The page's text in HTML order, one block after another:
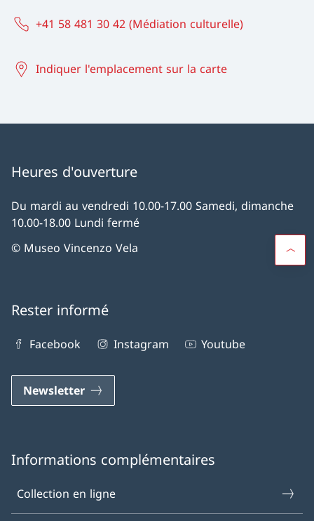
+41 58 481 30 42 (Médiation culturelle)
Indiquer l'emplacement sur la carte
Heures d'ouverture
Du mardi au vendredi 10.00-17.00 Samedi, dimanche
10.00-18.00 Lundi fermé
© Museo Vincenzo Vela
Rester informé
Facebook Instagram Youtube
Newsletter
Informations complémentaires
Collection en ligne